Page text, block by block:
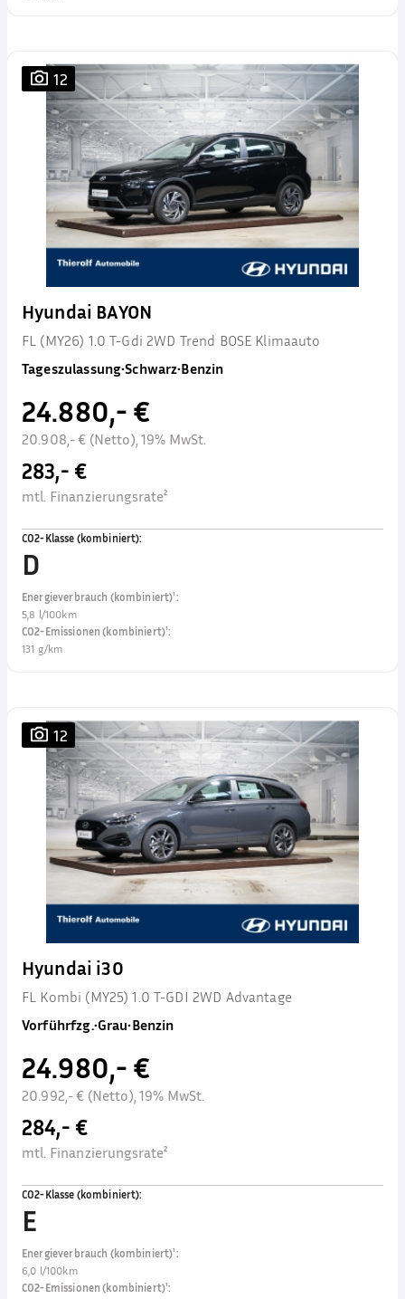
12
Hyundai BAYON
FL (MY26) 1.0 T-Gdi 2WD Trend BOSE Klimaauto
Tageszulassung•Schwarz•Benzin
24.880,- €
20.908,- € (Netto), 19% MwSt.
283,- €
mtl. Finanzierungsrate²
CO2-Klasse (kombiniert):
D
Energieverbrauch (kombiniert)¹:
5,8 l/100km
CO2-Emissionen (kombiniert)¹:
131 g/km
12
Hyundai i30
FL Kombi (MY25) 1.0 T-GDI 2WD Advantage
Vorführfzg.•Grau•Benzin
24.980,- €
20.992,- € (Netto), 19% MwSt.
284,- €
mtl. Finanzierungsrate²
CO2-Klasse (kombiniert):
E
Energieverbrauch (kombiniert)¹:
6,0 l/100km
CO2-Emissionen (kombiniert)¹: